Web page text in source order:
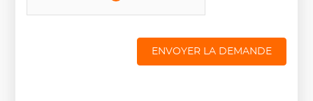
ENVOYER LA DEMANDE